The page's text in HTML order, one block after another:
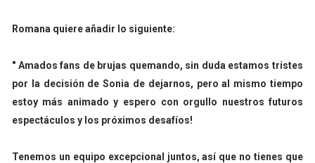
Romana quiere añadir lo siguiente:
" Amados fans de brujas quemando, sin duda estamos tristes
por la decisión de Sonia de dejarnos, pero al mismo tiempo
estoy más animado y espero con orgullo nuestros futuros
espectáculos y los próximos desafíos!
Tenemos un equipo excepcional juntos, así que no tienes que